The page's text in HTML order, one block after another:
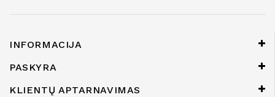
INFORMACIJA
PASKYRA
KLIENTŲ APTARNAVIMAS